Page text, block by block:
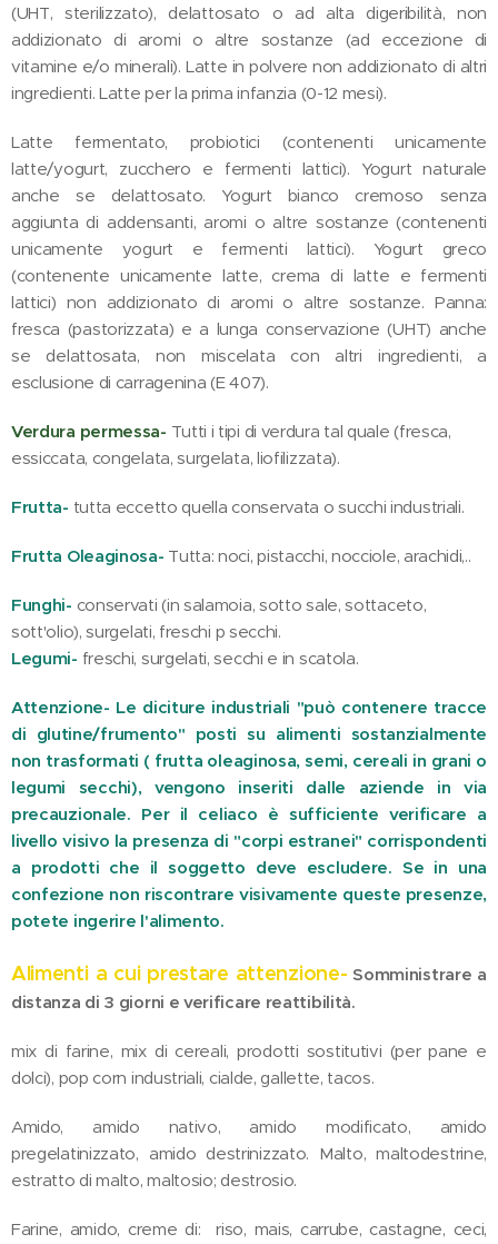
(UHT, sterilizzato), delattosato o ad alta digeribilità, non
addizionato di aromi o altre sostanze (ad eccezione di
vitamine e/o minerali). Latte in polvere non addizionato di altri
ingredienti. Latte per la prima infanzia (0-12 mesi).
Latte fermentato, probiotici (contenenti unicamente
latte/yogurt, zucchero e fermenti lattici). Yogurt naturale
anche se delattosato. Yogurt bianco cremoso senza
aggiunta di addensanti, aromi o altre sostanze (contenenti
unicamente yogurt e fermenti lattici). Yogurt greco
(contenente unicamente latte, crema di latte e fermenti
lattici) non addizionato di aromi o altre sostanze. Panna:
fresca (pastorizzata) e a lunga conservazione (UHT) anche
se delattosata, non miscelata con altri ingredienti, a
esclusione di carragenina (E 407).
Verdura permessa- Tutti i tipi di verdura tal quale (fresca,
essiccata, congelata, surgelata, liofilizzata).
Frutta- tutta eccetto quella conservata o succhi industriali.
Frutta Oleaginosa- Tutta: noci, pistacchi, nocciole, arachidi,..
Funghi- conservati (in salamoia, sotto sale, sottaceto,
sott'olio), surgelati, freschi p secchi.
Legumi- freschi, surgelati, secchi e in scatola.
Attenzione- Le diciture industriali "può contenere tracce
di glutine/frumento" posti su alimenti sostanzialmente
non trasformati ( frutta oleaginosa, semi, cereali in grani o
legumi secchi), vengono inseriti dalle aziende in via
precauzionale. Per il celiaco è sufficiente verificare a
livello visivo la presenza di "corpi estranei" corrispondenti
a prodotti che il soggetto deve escludere. Se in una
confezione non riscontrare visivamente queste presenze,
potete ingerire l'alimento.
Alimenti a cui prestare attenzione- Somministrare a
distanza di 3 giorni e verificare reattibilità.
mix di farine, mix di cereali, prodotti sostitutivi (per pane e
dolci), pop corn industriali, cialde, gallette, tacos.
Amido, amido nativo, amido modificato, amido
pregelatinizzato, amido destrinizzato. Malto, maltodestrine,
estratto di malto, maltosio; destrosio.
Farine, amido, creme di: riso, mais, carrube, castagne, ceci,